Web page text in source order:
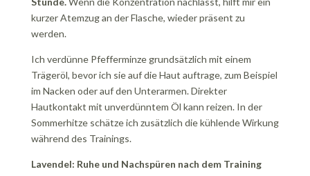
kurzer Atemzug an der Flasche, wieder präsent zu
werden.
Ich verdünne Pfefferminze grundsätzlich mit einem
Trägeröl, bevor ich sie auf die Haut auftrage, zum Beispiel
im Nacken oder auf den Unterarmen. Direkter
Hautkontakt mit unverdünntem Öl kann reizen. In der
Sommerhitze schätze ich zusätzlich die kühlende Wirkung
während des Trainings.
Lavendel: Ruhe und Nachspüren nach dem Training